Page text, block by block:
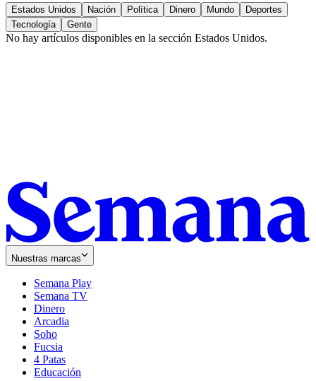
Estados Unidos Nación Política Dinero Mundo
Deportes
Tecnología
Gente
No hay artículos disponibles en la sección Estados Unidos.
Nuestras marcas
Semana Play
Semana TV
Dinero
Arcadia
Soho
in
new
window
Fucsia
in
new
4 Patas
Educación